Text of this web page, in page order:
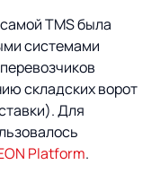
TMS была
системами
складских ворот
Для
Platform.